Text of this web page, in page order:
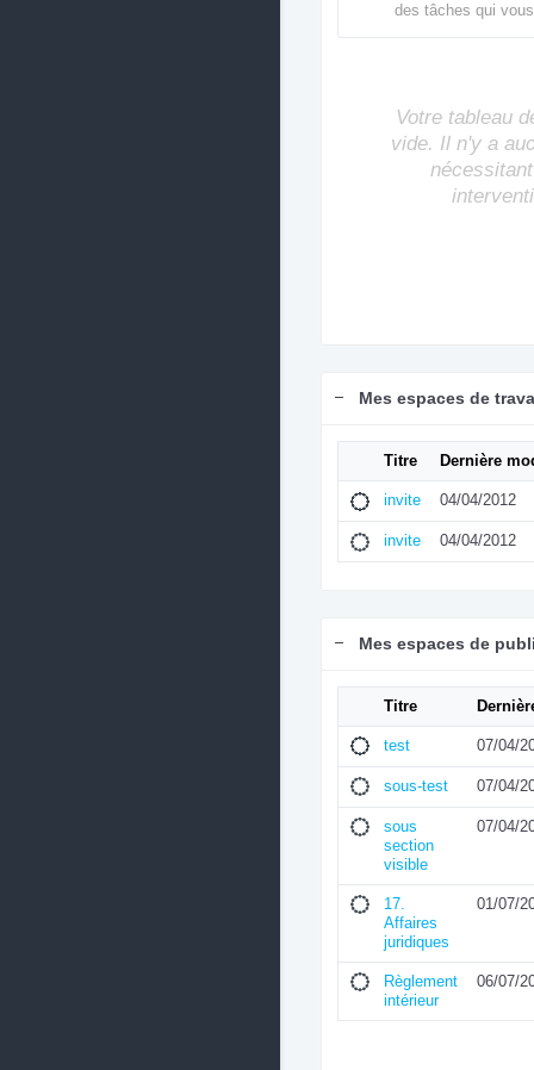
des tâches qui
Votre tableau
vide. Il n'y a
Mes espaces de
Titre Dernière
invite 04/04/2012
invite 04/04/2012
Mes espaces de
Titre
test 07/04/
sous-test 07/04/
sous
section
visible
07/04/
17.
Affaires
juridiques
01/07/
Règlement
intérieur
06/07/